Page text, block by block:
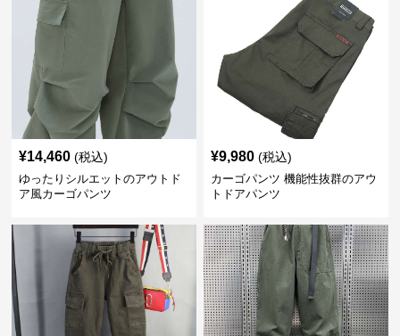
¥14,460 (税込)
ゆったりシルエットのアウトド
ア風カーゴパンツ
¥9,980 (税込)
カーゴパンツ 機能性抜群のアウ
トドアパンツ